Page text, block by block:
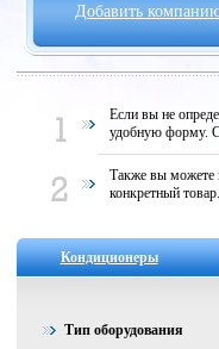
Добавить
Если вы не
удобную форму.
Также вы можете
конкретный
Кондиционеры
Тип оборудования